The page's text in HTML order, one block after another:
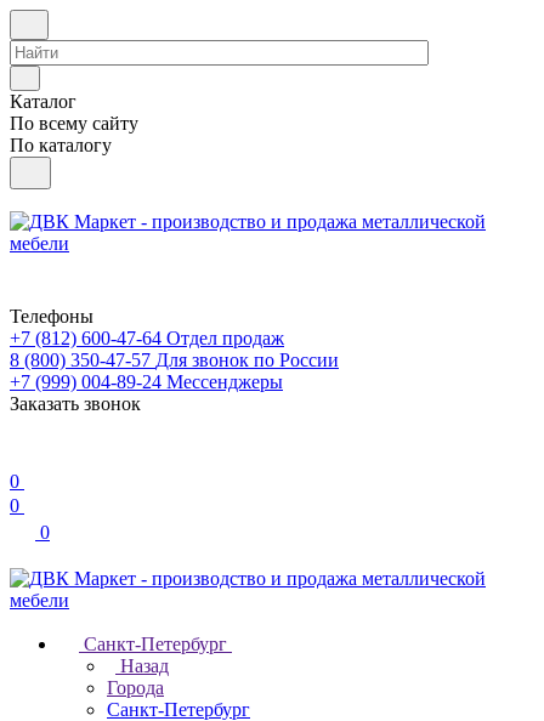
Каталог
По всему сайту
По каталогу
Телефоны
+7 (812) 600-47-64 Отдел продаж
8 (800) 350-47-57 Для звонок по России
+7 (999) 004-89-24 Мессенджеры
Заказать звонок
0
0
0
Санкт-Петербург
Назад
Города
Санкт-Петербург